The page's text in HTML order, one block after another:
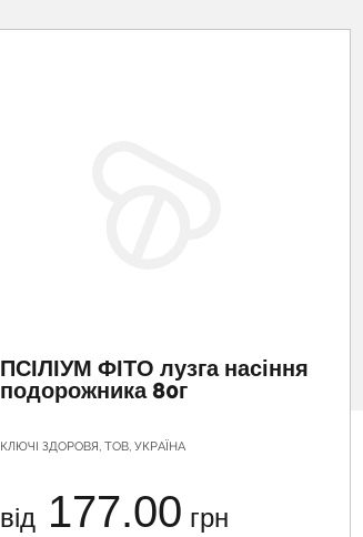
ПСІЛІУМ ФІТО лузга насіння
подорожника 80г
КЛЮЧІ ЗДОРОВЯ, ТОВ, УКРАЇНА
від 177.00 грн